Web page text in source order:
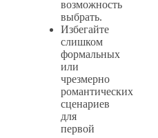
возможность
выбрать.
Избегайте
слишком
формальных
или
чрезмерно
романтических
сценариев
для
первой